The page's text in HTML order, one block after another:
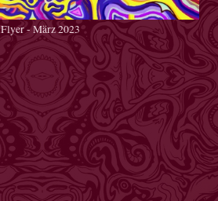
- März 2023